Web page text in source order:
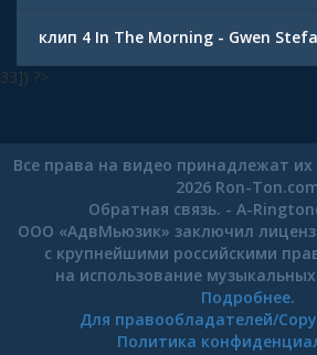
клип 4 In The Morning - Gwen
33]) ?>
Все права на видео принадлежат
2026 Ron-
Обратная связь. - A-Rington
ООО «АдвМьюзик» заключил
с крупнейшими российскими
на использование
Подробнее.
Для правообладателей/
Политика